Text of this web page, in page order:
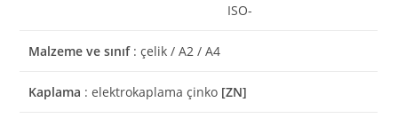
ISO-
Malzeme ve sınıf: çelik / A2 / A4
Kaplama : elektrokaplama çinko [ZN]